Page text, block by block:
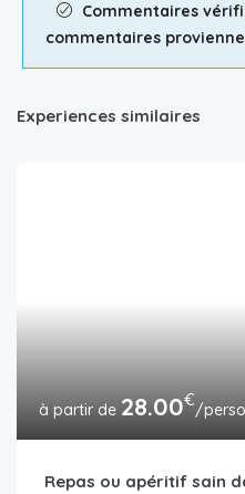
Commentaires
commentaires
Experiences similaires
28.00€/
Repas ou apéritif sain